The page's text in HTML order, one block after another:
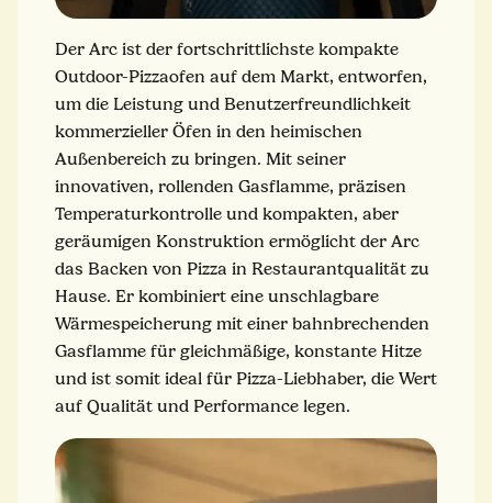
Der Arc ist der fortschrittlichste kompakte
Outdoor-Pizzaofen auf dem Markt, entworfen,
um die Leistung und Benutzerfreundlichkeit
kommerzieller Öfen in den heimischen
Außenbereich zu bringen. Mit seiner
innovativen, rollenden Gasflamme, präzisen
Temperaturkontrolle und kompakten, aber
geräumigen Konstruktion ermöglicht der Arc
das Backen von Pizza in Restaurantqualität zu
Hause. Er kombiniert eine unschlagbare
Wärmespeicherung mit einer bahnbrechenden
Gasflamme für gleichmäßige, konstante Hitze
und ist somit ideal für Pizza-Liebhaber, die Wert
auf Qualität und Performance legen.